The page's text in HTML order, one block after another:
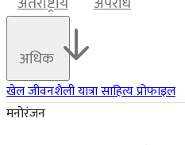
अधिक
खेलजीवनशैलीयात्रासाहित्यप्रोफाइल
मनोरंजन